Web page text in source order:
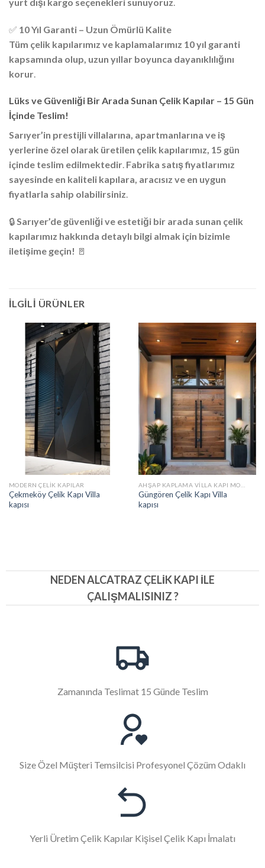
✅ 10 Yıl Garanti – Uzun Ömürlü Kalite
Tüm çelik kapılarımız ve kaplamalarımız 10 yıl garanti
kapsamında olup, uzun yıllar boyunca dayanıklılığını
korur
Lüks ve Güvenliği Bir Arada Sunan Çelik Kapılar – 15 Gün
İçinde Teslim!
Sarıyer’in prestijli villalarına, apartmanlarına ve iş
yerlerine özel olarak üretilen çelik kapılarımız, 15 gün
içinde teslim edilmektedir. Fabrika satış fiyatlarımız
sayesinde en kaliteli kapılara, aracısız ve en uygun
fiyatlarla sahip olabilirsiniz.
🔒Sarıyer’de güvenliği ve estetiği bir arada sunan çelik
kapılarımız hakkında detaylı bilgi almak için bizimle
iletişime geçin! 🚪
İLGILI ÜRÜNLER
MODERN ÇELIK KAPILAR
Çekmeköy Çelik Kapı Villa
kapısı
Güngören Çelik Kapı Villa
kapısı
NEDEN ALCATRAZ ÇELIK KAPI İLE
ÇALIŞMALISINIZ ?
Zamanında Teslimat 15 Günde Teslim
Size Özel Müşteri Temsilcisi Profesyonel Çözüm Odaklı
Yerli Üretim Çelik Kapılar Kişisel Çelik Kapı İmalatı